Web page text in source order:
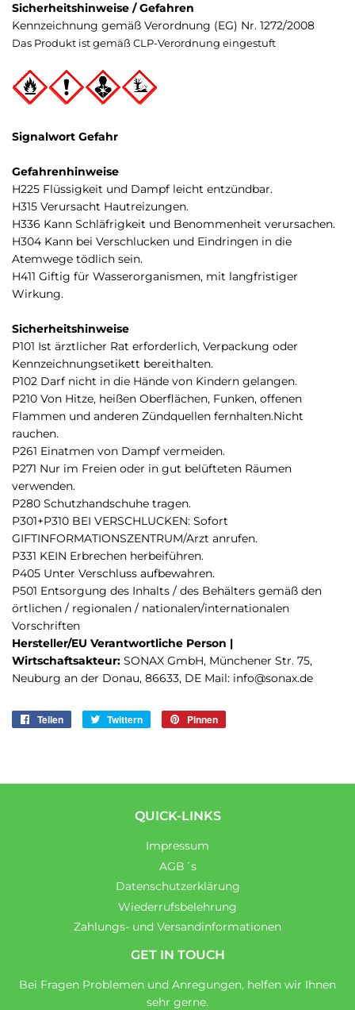
Sicherheitshinweise / Gefahren
Kennzeichnung gemäß Verordnung (EG) Nr. 1272/2008
Das Produkt ist gemäß CLP-Verordnung eingestuft
Signalwort Gefahr
Gefahrenhinweise
H225 Flüssigkeit und Dampf leicht entzündbar.
H315 Verursacht Hautreizungen.
H336 Kann Schläfrigkeit und Benommenheit verursachen.
H304 Kann bei Verschlucken und Eindringen in die
Atemwege tödlich sein.
H411 Giftig für Wasserorganismen, mit langfristiger
Wirkung.
Sicherheitshinweise
P101 Ist ärztlicher Rat erforderlich, Verpackung oder
Kennzeichnungsetikett bereithalten.
P102 Darf nicht in die Hände von Kindern gelangen.
P210 Von Hitze, heißen Oberflächen, Funken, offenen
Flammen und anderen Zündquellen fernhalten.Nicht
rauchen.
P261 Einatmen von Dampf vermeiden.
P271 Nur im Freien oder in gut belüfteten Räumen
verwenden.
P280 Schutzhandschuhe tragen.
P301+P310 BEI VERSCHLUCKEN: Sofort
GIFTINFORMATIONSZENTRUM/Arzt anrufen.
P331 KEIN Erbrechen herbeiführen.
P405 Unter Verschluss aufbewahren.
P501 Entsorgung des Inhalts / des Behälters gemäß den
örtlichen / regionalen / nationalen/internationalen
Vorschriften
Hersteller/EU Verantwortliche Person |
Wirtschaftsakteur: SONAX GmbH, Münchener Str. 75,
Neuburg an der Donau, 86633, DE Mail: info@sonax.de
Teilen Twittern Pinnen
QUICK-LINKS
Impressum
AGB´s
Datenschutzerklärung
Wiederrufsbelehrung
Zahlungs- und Versandinformationen
GET IN TOUCH
Bei Fragen Problemen und Anregungen, helfen wir Ihnen
sehr gerne.